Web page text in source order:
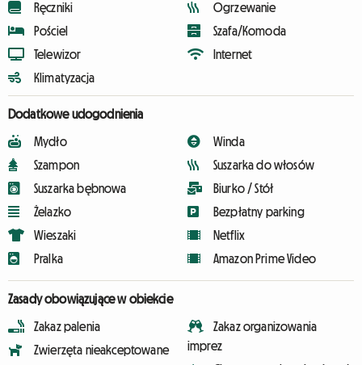
Ręczniki
Pościel
Telewizor
Klimatyzacja
Ogrzewanie
Szafa/Komoda
Internet
Dodatkowe udogodnienia
Mydło
Szampon
Suszarka bębnowa
Żelazko
Wieszaki
Pralka
Winda
Suszarka do włosów
Biurko / Stół
Bezpłatny parking
Netflix
Amazon Prime Video
Zasady obowiązujące w obiekcie
Zakaz palenia
Zwierzęta nieakceptowane
Zakaz organizowania
imprez